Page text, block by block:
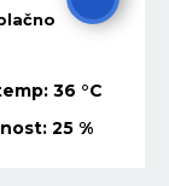
36 °C
25 %